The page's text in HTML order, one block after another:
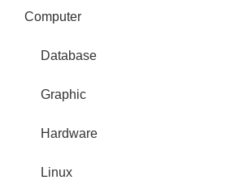
Computer
Database
Graphic
Hardware
Linux